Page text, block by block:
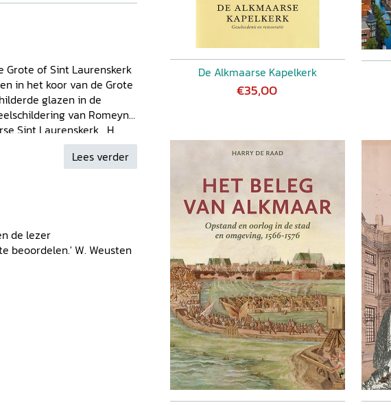
Grote of Sint Laurenskerk
in het koor van de Grote
glazen in de
van Romeyn
Sint Laurenskerk H.
grote orgel door
de kas en de luiken van
van Jan van Covelens en
De kast van het koororgel
Maarten van
provinciaals schilder.
Meester van Alkmaar
Lees verder
de lezer
beoordelen.' W. Weusten
De Alkmaarse Kapelkerk
€35,00